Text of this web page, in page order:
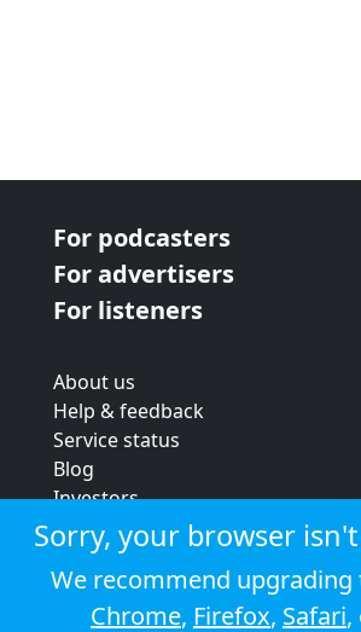
For podcasters
For advertisers
For listeners
About us
Help & feedback
Service status
Blog
Investors
Strategic review
Terms & conditions
Privacy policy
Cookie policy
Sorry, your browser
We recommend upgrading
Chrome, Firefox, Safari,